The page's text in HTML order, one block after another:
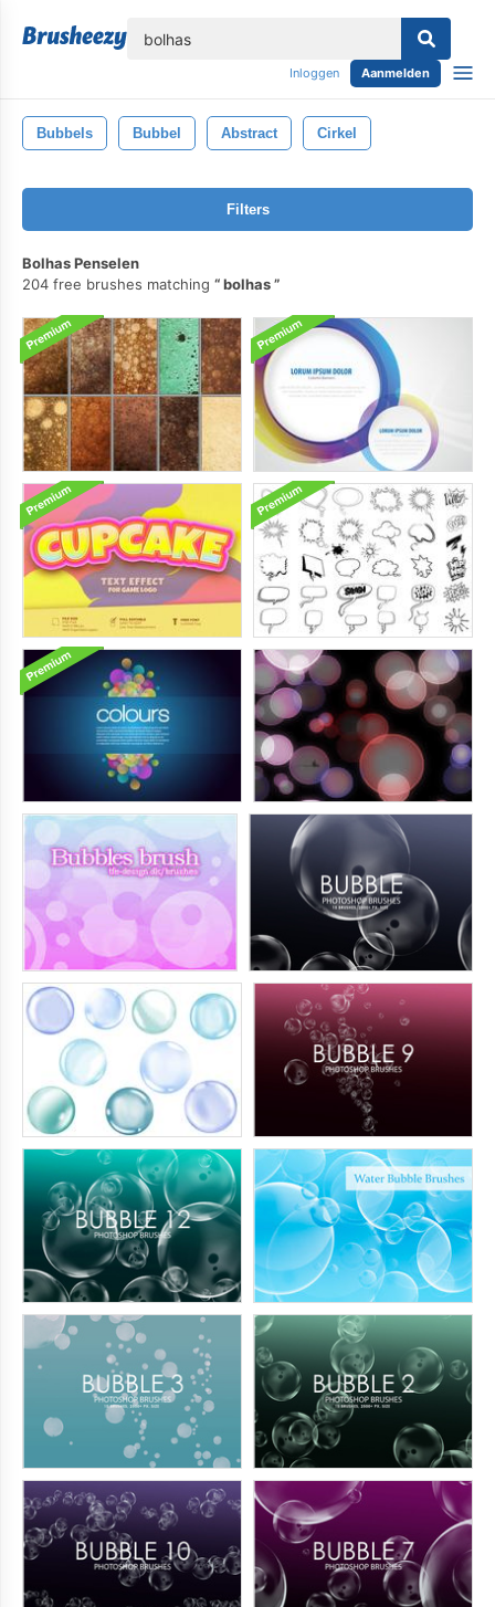
Inloggen Aanmelden
Bubbels Bubbel Abstract Cirkel
Filters
Bolhas Penselen
204 free brushes matching
bolhas